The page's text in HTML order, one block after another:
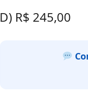
D) R$ 245,00